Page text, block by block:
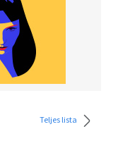
Teljes lista